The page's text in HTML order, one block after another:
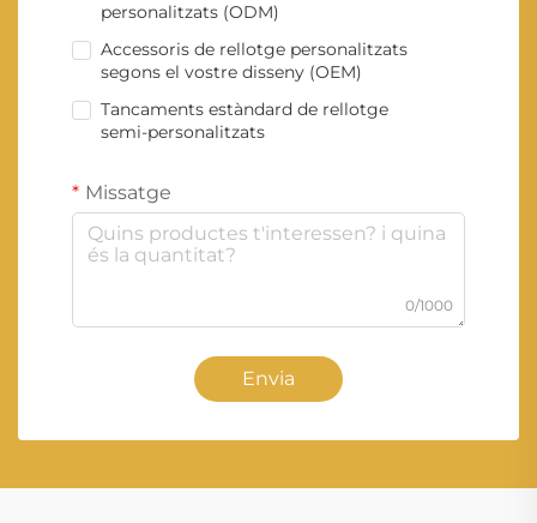
personalitzats (ODM)
Accessoris de rellotge personalitzats
segons el vostre disseny (OEM)
Tancaments estàndard de rellotge
semi-personalitzats
Missatge
0/1000
Envia